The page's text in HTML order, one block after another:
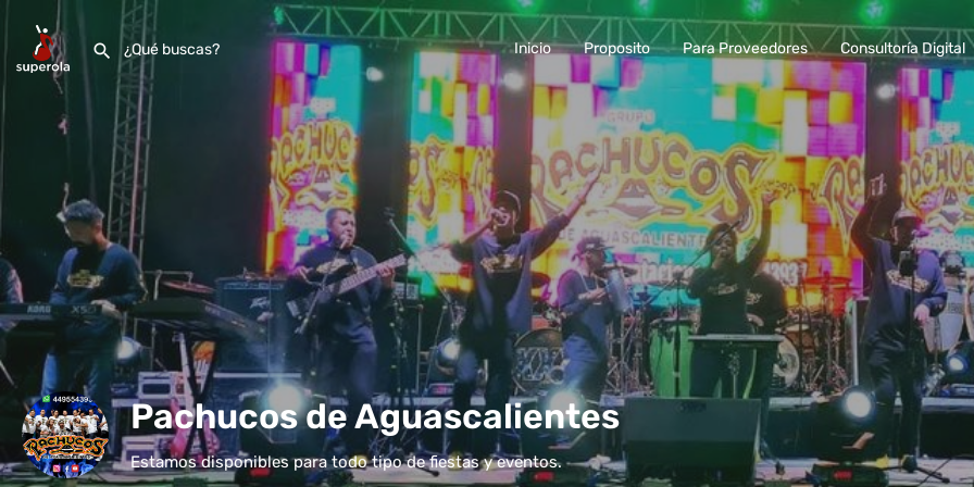
Inicio Proposito Para Proveedores Consultoría Digital
Pachucos de Aguascalientes
Estamos disponibles para todo tipo de fiestas y eventos.